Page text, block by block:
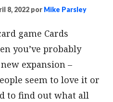
8, 2022 por Mike Parsley
game Cards
you’ve probably
expansion –
seem to love it or
to find out what all